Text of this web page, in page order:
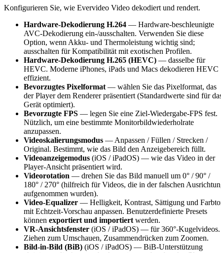
Konfigurieren Sie, wie Evervideo Video dekodiert und rendert.
Hardware-Dekodierung H.264 — Hardware-beschleunigte
AVC-Dekodierung ein-/ausschalten. Verwenden Sie diese
Option, wenn Akku- und Thermoleistung wichtig sind;
ausschalten für Kompatibilität mit exotischen Profilen.
Hardware-Dekodierung H.265 (HEVC) — dasselbe für
HEVC. Moderne iPhones, iPads und Macs dekodieren HEVC
effizient.
Bevorzugtes Pixelformat — wählen Sie das Pixelformat, das
der Player dem Renderer präsentiert (Standardwerte sind für
Gerät optimiert).
Bevorzugte FPS — legen Sie eine Ziel-Wiedergabe-FPS fest.
Nützlich, um eine bestimmte Monitorbildwiederholrate
anzupassen.
Videoskalierungsmodus — Anpassen / Füllen / Strecken /
Original. Bestimmt, wie das Bild den Anzeigebereich füllt.
Videoanzeigemodus (iOS / iPadOS) — wie das Video in der
Player-Ansicht präsentiert wird.
Videorotation — drehen Sie das Bild manuell um 0° / 90° /
180° / 270° (hilfreich für Videos, die in der falschen
aufgenommen wurden).
Video-Equalizer — Helligkeit, Kontrast, Sättigung und
mit Echtzeit-Vorschau anpassen. Benutzerdefinierte Presets
können exportiert und importiert werden.
VR-Ansichtsfenster (iOS / iPadOS) — für 360°-Kugelvideos.
Ziehen zum Umschauen, Zusammendrücken zum Zoomen.
Bild-in-Bild (BiB) (iOS / iPadOS) — BiB-Unterstützung